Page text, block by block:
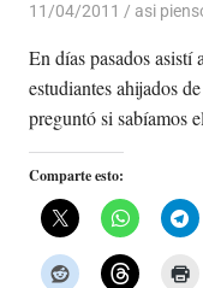
11/04/2011 Luis
asi
En días pasados
estudiantes ahijados
preguntó si sabíamos el
Comparte esto: